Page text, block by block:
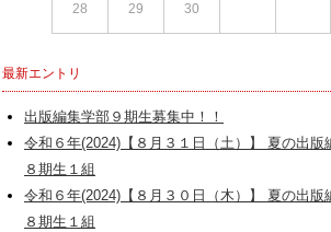
28 29 30
最新エントリ
出版編集学部９期生募集中！！
令和６年(2024)【８月３１日（土）】 夏の出版
８期生１組
令和６年(2024)【８月３０日（木）】 夏の出版
８期生１組